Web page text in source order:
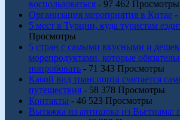
воспользоваться - 97 462 Просмотры
Организация мероприятия в Китае -
5 мест в Турции, куда туристам
Просмотры
5 стран с самыми вкусными и
морепродуктами, которые
попробовать - 71 343 Просмотры
Какой вид транспорта считается
путешествия - 58 378 Просмотры
Контакты - 46 523 Просмотры
Вытяжка из артишока из Вьетнама: